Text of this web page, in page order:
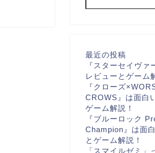
最近の投稿
『スターセイヴ
レビューとゲーム
『クローズ
CROWS』は面白
ゲーム解説！
『ブルーロック
Champion』は面
とゲーム解説！
「スマイルゼミ」